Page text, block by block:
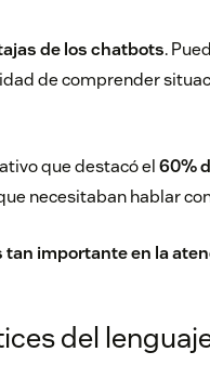
de los chatbots.
de comprender
que destacó el60%
necesitaban hablar
tan importanteen la
del